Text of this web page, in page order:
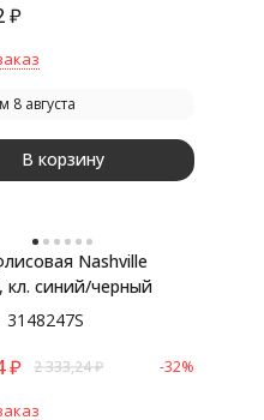
₽
8 августа
В корзину
Nashville
кл. синий/черный
3148247S
₽ 2 333,24₽ -32%